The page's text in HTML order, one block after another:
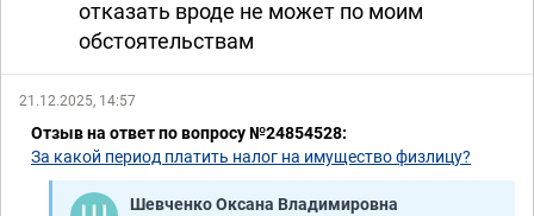
отказать вроде не может по моим
обстоятельствам
21.12.2025, 14:57
Отзыв на ответ по вопросу №24854528:
За какой период платить налог на имущество физлицу?
Шевченко Оксана Владимировна